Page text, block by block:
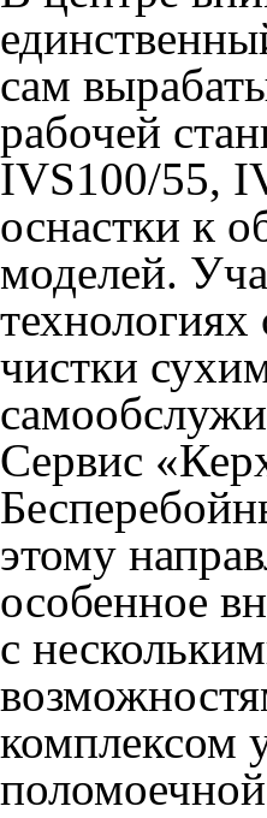
сам
рабочей
IVS100/55,
оснастки к
моделей.
чистки
Сервис
этому
особенное
c
комплексом